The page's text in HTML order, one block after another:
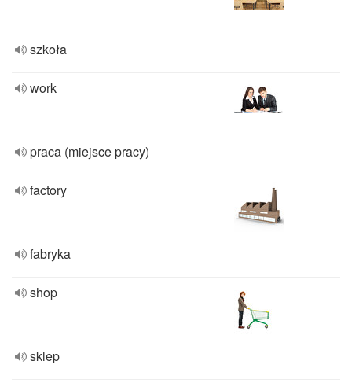
szkoła
work
praca (miejsce pracy)
factory
fabryka
shop
sklep